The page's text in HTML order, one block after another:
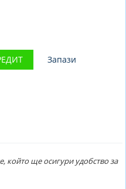
Запази
който ще осигури удобство за